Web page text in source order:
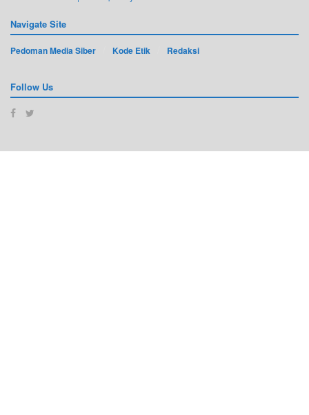
Navigate Site
Pedoman Media Siber Kode Etik Redaksi
Follow Us